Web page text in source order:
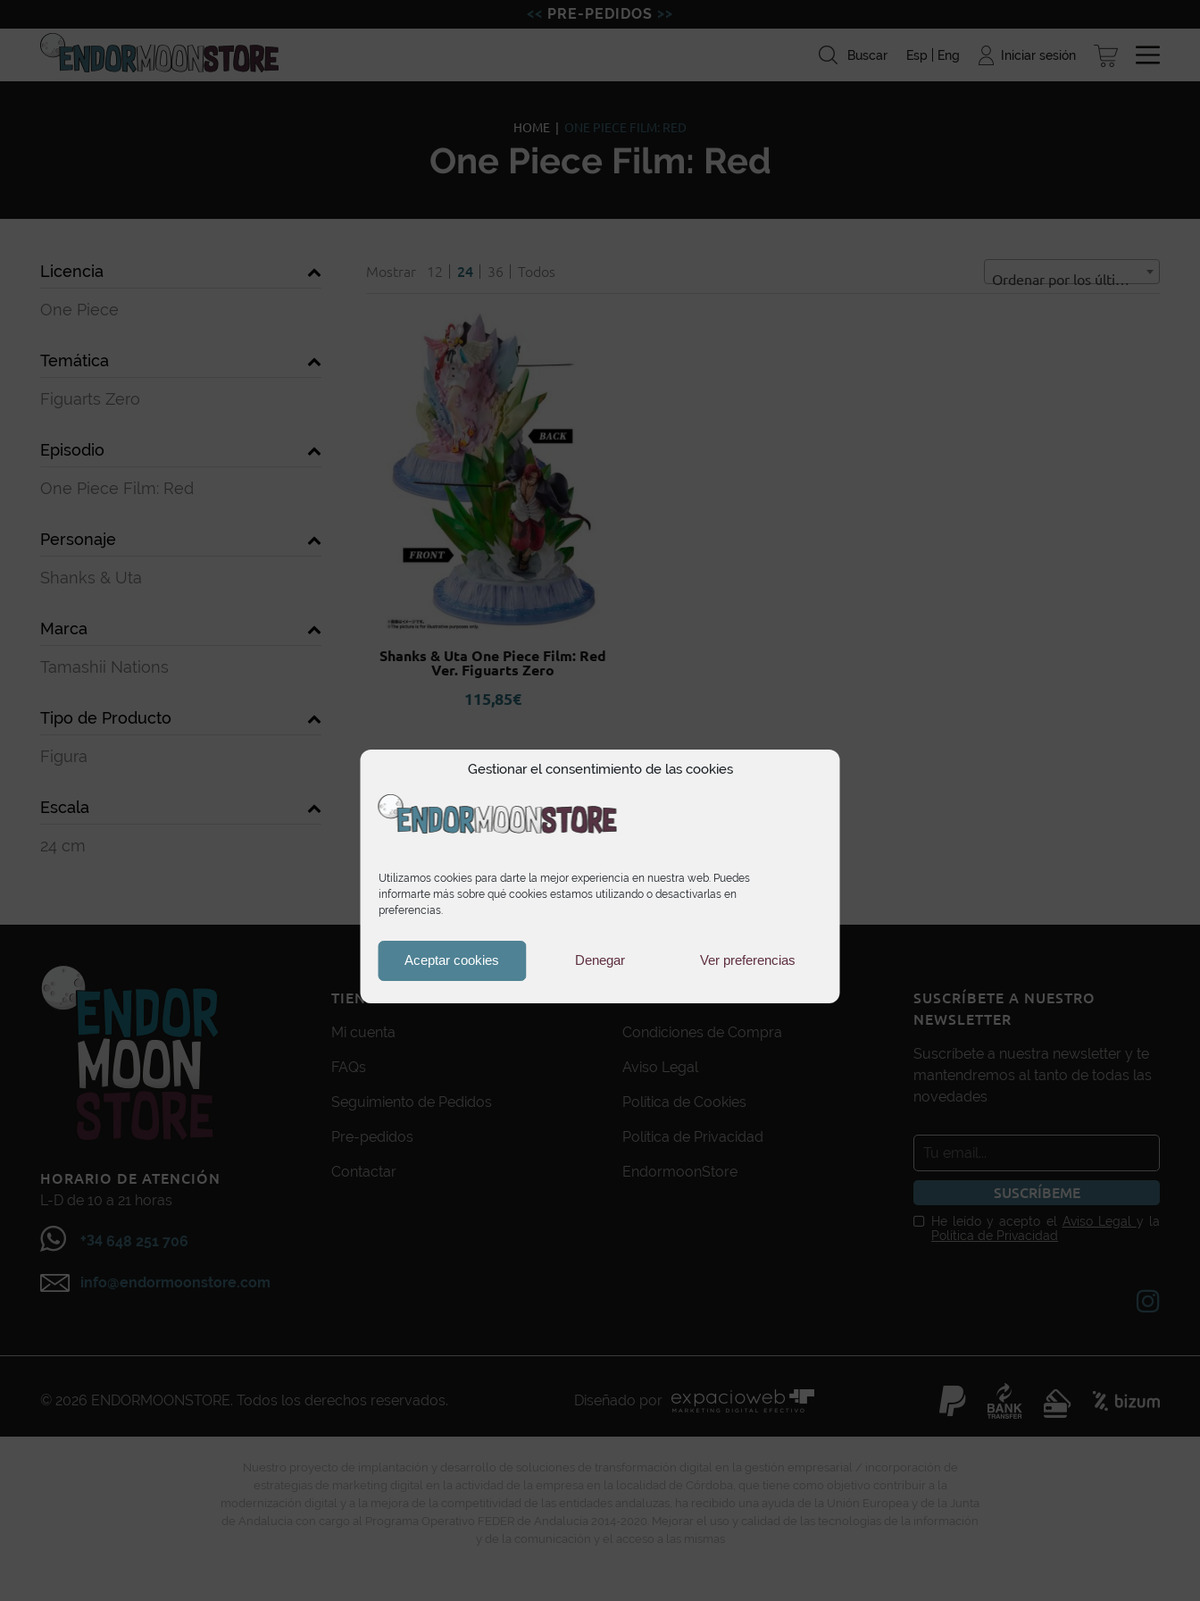
Gestionar el consentimiento de las cookies
Utilizamos cookies para darte la mejor experiencia en nuestra web. Puedes
informarte más sobre qué cookies estamos utilizando o desactivarlas en
preferencias.
Aceptar cookies Denegar Ver preferencias
PRE-PEDIDOS
Inicio Pre-pedidos Figuras Miniaturas Modelismo Marcas Blog
Buscar Esp Eng Iniciar sesión
HOME ONE PIECE FILM: RED
One Piece Film: Red
Mostrar 12 24 36 Todos Ordenar por los últimos
Shanks & Uta One Piece Film: Red
Ver. Figuarts Zero
115,85€
Licencia
One Piece
Temática
Figuarts Zero
Episodio
One Piece Film: Red
Personaje
Shanks & Uta
Marca
Tamashii Nations
Tipo de Producto
Figura
Escala
24 cm
HORARIO DE ATENCIÓN
L-D de 10 a 21 horas
+34 648 251 706
info@endormoonstore.com
TIENDA
Mi cuenta
FAQs
Seguimiento de Pedidos
Pre-pedidos
Contactar
Condiciones de Compra
Aviso Legal
Política de Cookies
Política de Privacidad
EndormoonStore
SUSCRÍBETE A NUESTRO
NEWSLETTER
Suscríbete a nuestra newsletter y te
mantendremos al tanto de todas las
novedades
SUSCRÍBEME
He leído y acepto el Aviso Legal y la
Política de Privacidad
© 2026 ENDORMOONSTORE. Todos los derechos reservados. Diseñado por